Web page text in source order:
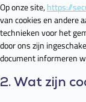
Op onze site,https://
van cookies en andere
technieken voor het
door ons zijn
document informeren
2. Wat zijn